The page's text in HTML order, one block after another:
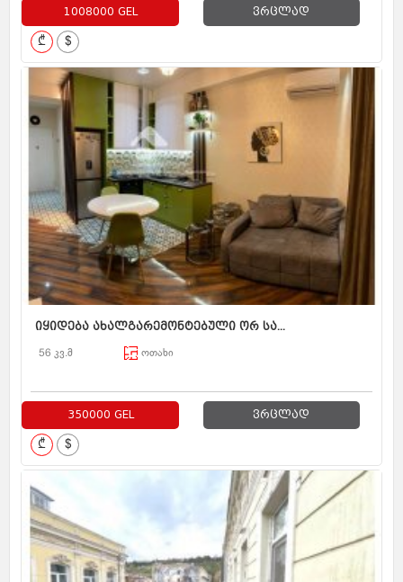
1008000 GEL ვრცლად
₾ $
იყიდება ახალგარემონტებული ორ სა...
56 კვ.მ ოთახი
350000 GEL ვრცლად
₾ $